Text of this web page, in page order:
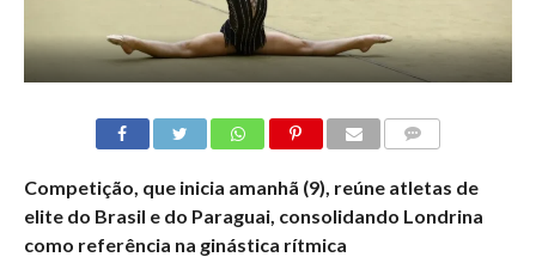
Competição, que inicia amanhã (9), reúne atletas de
elite do Brasil e do Paraguai, consolidando Londrina
como referência na ginástica rítmica